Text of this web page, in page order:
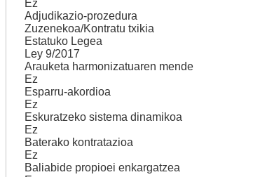
Ez
Adjudikazio-prozedura
Zuzenekoa/Kontratu txikia
Estatuko Legea
Ley 9/2017
Arauketa harmonizatuaren mende
Ez
Esparru-akordioa
Ez
Eskuratzeko sistema dinamikoa
Ez
Baterako kontratazioa
Ez
Baliabide propioei enkargatzea